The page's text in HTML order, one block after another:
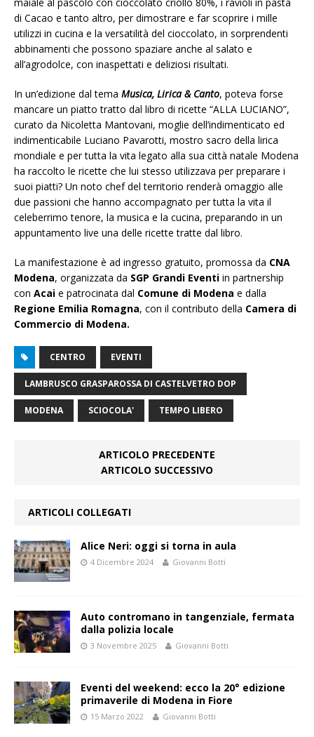
di Cacao e tanto altro, per dimostrare e far scoprire i mille
utilizzi in cucina e la versatilità del cioccolato, in sorprendenti
abbinamenti che possono spaziare anche al salato e
all’agrodolce, con inaspettati e deliziosi risultati.
In un’edizione dal tema Musica, Lirica & Canto, poteva forse
mancare un piatto tratto dal libro di ricette “ALLA LUCIANO”,
curato da Nicoletta Mantovani, moglie dell’indimenticato ed
indimenticabile Luciano Pavarotti, mostro sacro della lirica
mondiale e per tutta la vita legato alla sua città natale Modena
ha raccolto le ricette che lui stesso utilizzava per preparare i
suoi piatti? Un noto chef del territorio renderà omaggio alle
due passioni che hanno accompagnato per tutta la vita il
celeberrimo tenore, la musica e la cucina, preparando in un
appuntamento live una delle ricette tratte dal libro.
La manifestazione è ad ingresso gratuito, promossa da CNA
Modena, organizzata da SGP Grandi Eventi in partnership
con Acai e patrocinata dal Comune di Modena e dalla
Regione Emilia Romagna, con il contributo della Camera di
Commercio di Modena.
CENTRO EVENTI
LAMBRUSCO GRASPAROSSA DI CASTELVETRO DOP
MODENA SCIOCOLA' TEMPO LIBERO
ARTICOLO PRECEDENTE
ARTICOLO SUCCESSIVO
ARTICOLI COLLEGATI
Alice Neri: oggi si torna in aula
4 Dicembre 2024 Giovanni Botti
Auto contromano in tangenziale, fermata
dalla polizia locale
3 Novembre 2025 Giovanni Botti
Eventi del weekend: ecco la 20° edizione
primaverile di Modena in Fiore
15 Marzo 2022 Giovanni Botti